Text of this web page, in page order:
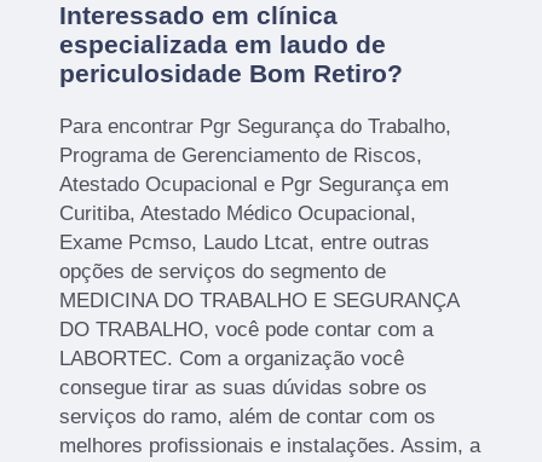
Interessado em clínica
especializada em laudo de
periculosidade Bom Retiro?
Para encontrar Pgr Segurança do Trabalho,
Programa de Gerenciamento de Riscos,
Atestado Ocupacional e Pgr Segurança em
Curitiba, Atestado Médico Ocupacional,
Exame Pcmso, Laudo Ltcat, entre outras
opções de serviços do segmento de
MEDICINA DO TRABALHO E SEGURANÇA
DO TRABALHO, você pode contar com a
LABORTEC. Com a organização você
consegue tirar as suas dúvidas sobre os
serviços do ramo, além de contar com os
melhores profissionais e instalações. Assim, a